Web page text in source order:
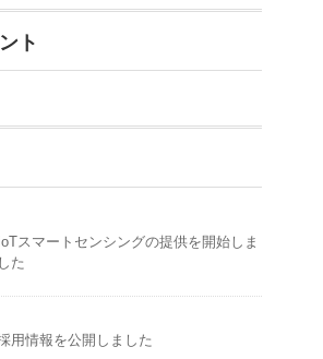
ト
IoTスマートセンシングの提供を開始しま
した
用情報を公開しました